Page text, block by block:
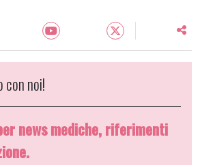
noi!
news mediche, riferimenti